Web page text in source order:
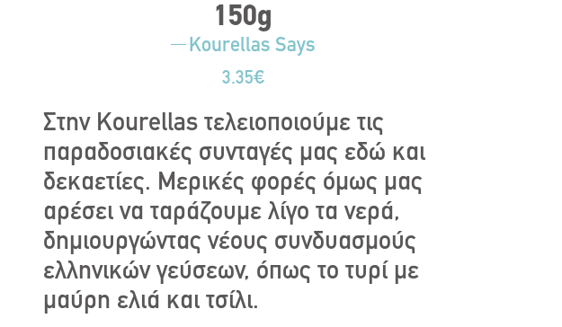
150g
Kourellas Says
3.35€
Στην Kourellas τελειοποιούμε τις
παραδοσιακές συνταγές μας εδώ και
δεκαετίες. Μερικές φορές όμως μας
αρέσει να ταράζουμε λίγο τα νερά,
δημιουργώντας νέους συνδυασμούς
ελληνικών γεύσεων, όπως το τυρί με
μαύρη ελιά και τσίλι.